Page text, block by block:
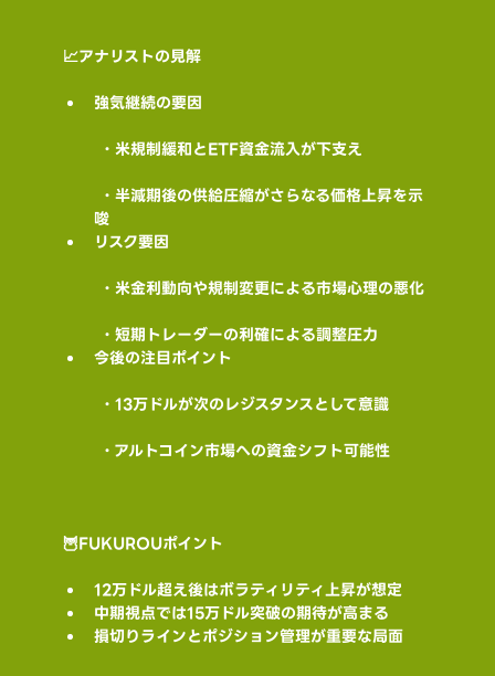
📈アナリストの見解
強気継続の要因
・米規制緩和とETF資金流入が下支え
唆
リスク要因
・米金利動向や規制変更による市場心理の悪化
・短期トレーダーの利確による調整圧力
今後の注目ポイント
・13万ドルが次のレジスタンスとして意識
・アルトコイン市場への資金シフト可能性
🦉FUKUROUポイント
12万ドル超え後はボラティリティ上昇が想定
中期視点では15万ドル突破の期待が高まる
損切りラインとポジション管理が重要な局面